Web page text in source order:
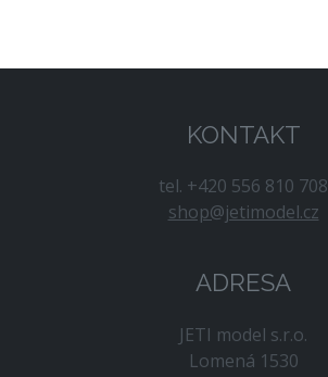
KONTAKT
tel. +420 556 810 708
shop@jetimodel.cz
ADRESA
JETI model s.r.o.
Lomená 1530